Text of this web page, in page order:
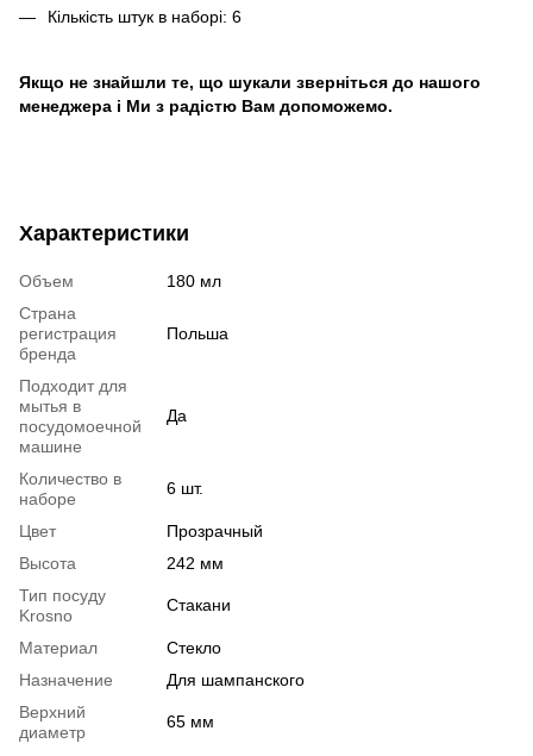
Кількість штук в наборі: 6
Якщо не знайшли те, що шукали зверніться до нашого
менеджера і Ми з радістю Вам допоможемо.
Характеристики
Объем
180 мл
Страна
регистрация
бренда
Польша
Подходит для
мытья в
посудомоечной
машине
Да
Количество в
наборе
6 шт.
Цвет
Прозрачный
Высота
242 мм
Тип посуду
Krosno
Стакани
Материал
Стекло
Назначение
Для шампанского
Верхний
диаметр
65 мм